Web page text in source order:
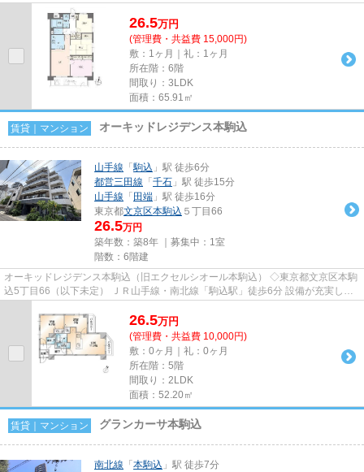
大型レジデンスのご紹介で...
26.5万円
(管理費・共益費 15,000円)
敷：1ヶ月｜礼：1ヶ月
所在階：6階
間取り：3LDK
面積：65.91㎡
賃貸｜マンション オーキッドレジデンス本駒込
山手線 「駒込 」駅 徒歩6分
都営三田線 「 千石 」駅 徒歩15分
山手線 「 田端 」駅 徒歩16分
東京都文京区本駒込 ５丁目66
26.5万円
築年数：築8年 ｜募集中： 1室
階数：6階建
オーキッドレジデンス本駒込（旧エクセルシオール本駒込） ◇東京都文京区本駒
込5丁目66（以下未定） ＪＲ山手線・南北線「駒込駅」徒歩6分 設備が充実して
26.5万円
(管理費・共益費 10,000円)
敷：0ヶ月｜礼：0ヶ月
所在階：5階
間取り：2LDK
面積：52.20㎡
賃貸｜マンション グランカーサ本駒込
南北線 「 本駒込 」駅 徒歩7分